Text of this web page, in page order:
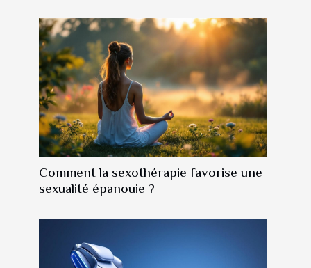
Comment la sexothérapie favorise une
sexualité épanouie ?